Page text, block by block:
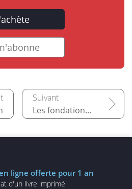
Les fondations de Qt
ligne offerte pour 1 an
d'un livre imprimé